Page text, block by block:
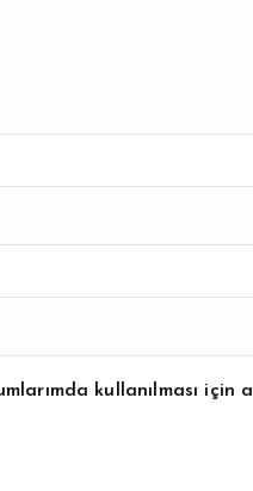
kullanılması için